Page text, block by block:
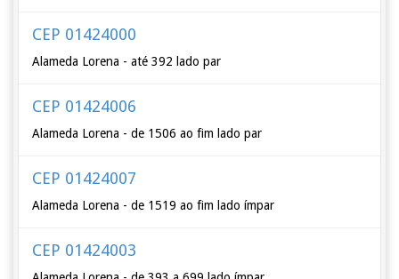
CEP 01424000
Alameda Lorena - até 392 lado par
CEP 01424006
Alameda Lorena - de 1506 ao fim lado par
CEP 01424007
Alameda Lorena - de 1519 ao fim lado ímpar
CEP 01424003